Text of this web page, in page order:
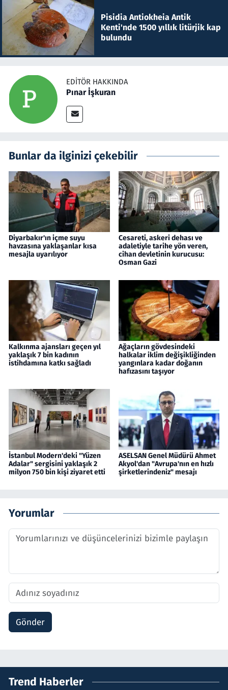
Pisidia Antiokheia Antik
Kenti'nde 1500 yıllık litürjik kap
bulundu
EDITÖR HAKKINDA
Pınar İşkuran
Bunlar da ilginizi çekebilir
Diyarbakır'ın içme suyu
havzasına yaklaşanlar kısa
mesajla uyarılıyor
Cesareti, askeri dehası ve
adaletiyle tarihe yön veren,
cihan devletinin kurucusu:
Osman Gazi
Kalkınma ajansları geçen yıl
yaklaşık 7 bin kadının
istihdamına katkı sağladı
Ağaçların gövdesindeki
halkalar iklim değişikliğinden
yangınlara kadar doğanın
hafızasını taşıyor
İstanbul Modern'deki "Yüzen
Adalar" sergisini yaklaşık 2
milyon 750 bin kişi ziyaret etti
ASELSAN Genel Müdürü Ahmet
Akyol'dan "Avrupa'nın en hızlı
şirketlerindeniz" mesajı
Yorumlar
Gönder
Trend Haberler